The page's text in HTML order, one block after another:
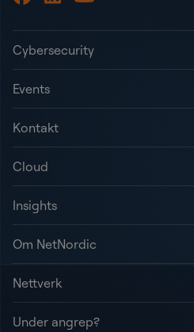
Cybersecurity
Events
Kontakt
Cloud
Insights
Om NetNordic
Nettverk
Under angrep?